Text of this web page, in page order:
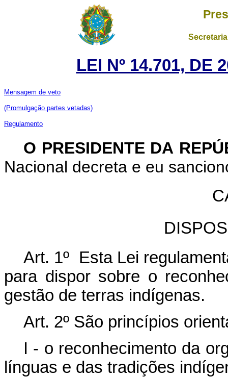
LEI Nº 14.701, DE
Mensagem de veto
(Promulgação partes vetadas)
Regulamento
O PRESIDENTE DA
Nacional decreta e eu
Art. 1º Esta Lei
para dispor sobre o
gestão de terras indígenas.
Art. 2º São princípios
I - o reconhecimento da
línguas e das tradições